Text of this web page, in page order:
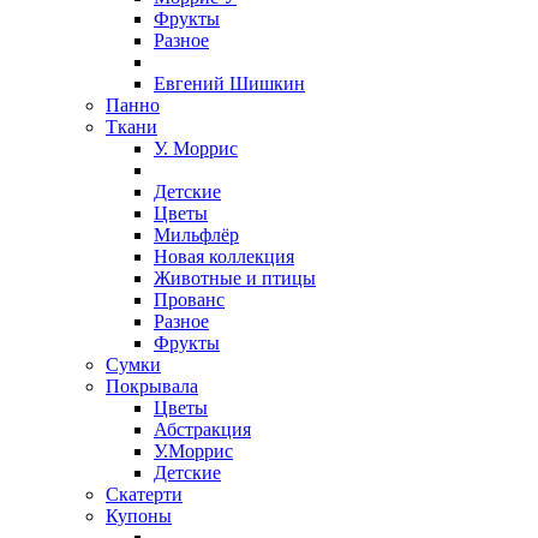
Фрукты
Разное
Евгений Шишкин
Панно
Ткани
У. Моррис
Детские
Цветы
Мильфлёр
Новая коллекция
Животные и птицы
Прованс
Разное
Фрукты
Сумки
Покрывала
Цветы
Абстракция
У.Моррис
Детские
Скатерти
Купоны